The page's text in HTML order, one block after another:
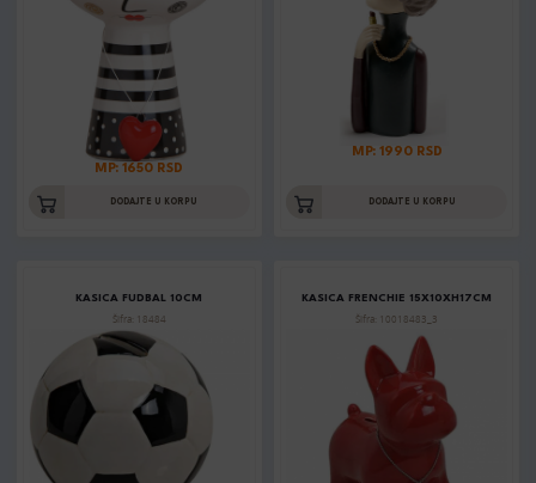
MP: 1650 RSD
DODAJTE U KORPU
MP: 1990 RSD
DODAJTE U KORPU
KASICA FUDBAL 10CM
Šifra: 18484
KASICA FRENCHIE 15X10XH17CM
Šifra: 10018483_3